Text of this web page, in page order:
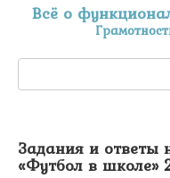
Всё о
Поиск:
Задания и ответы
«Футбол в школе»